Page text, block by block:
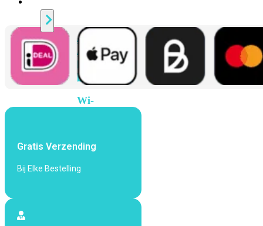
Alle
Access
Points
bekijken
Wi-
Wi-
5
Gratis Verzending
Bij Elke Bestelling